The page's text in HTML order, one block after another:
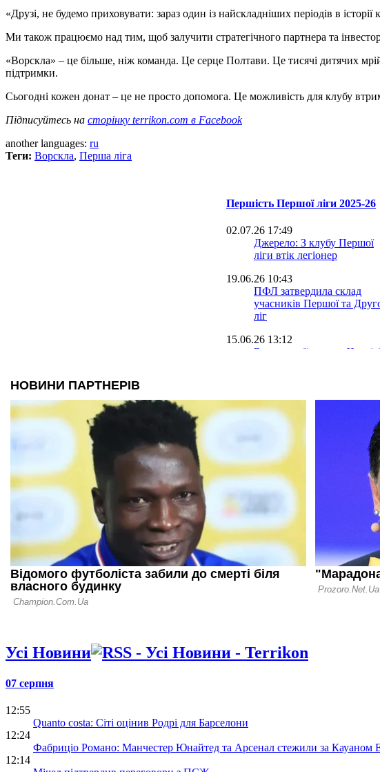
«Друзі, не будемо приховувати: зараз один із найскладніших періодів в
Ми також працюємо над тим, щоб залучити стратегічного партнера та
«Ворскла» – це більше, ніж команда. Це серце Полтави. Це тисячі дитячих
підтримки.
Сьогодні кожен донат – це не просто допомога. Це можливість для клубу
Підписуйтесь на сторінку terrikon.com в Facebook
another languages: ru
Теги: Ворскла, Перша ліга
Першість Першої ліги 2025-26
02.07.26 17:49
Джерело: З клубу Першої
ліги втік легіонер
19.06.26 10:43
ПФЛ затвердила склад
учасників Першої та
ліг
15.06.26 13:12
Баранов обіцяє, що Чернігів
Фіналіст Кубка України
змінив головного тренера
Перехідні матчі:
та Кудрівка не змогли
здолати команди Першої
Усі Новини
07 серпня
12:55
Quanto costa: Сіті оцінив Родрі для Барселони
12:24
Фабриціо Романо: Манчестер Юнайтед та Арсенал стежили за Кауаном
12:14